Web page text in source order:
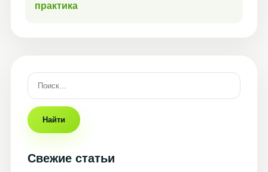
практика
Найти
Свежие статьи